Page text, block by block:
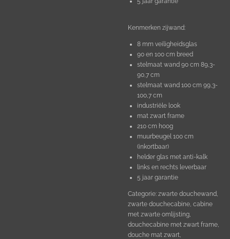
Kenmerken zijwand:
8 mm veiligheidsglas
90 en 100 cm breed
stelmaat wand 90 cm 89,3-
90,7 cm
stelmaat wand 100 cm 99,3-
100,7 cm
industriële look
mat zwart frame
210 cm hoog
muurbeugel 100 cm
(inkortbaar)
helder glas met anti-kalk
links en rechts leverbaar
5 jaar garantie
Categorie: zwarte douchewand,
zwarte douchecabine, cabine
met zwarte omlijsting,
douchecabine met zwart frame,
douche mat zwart,